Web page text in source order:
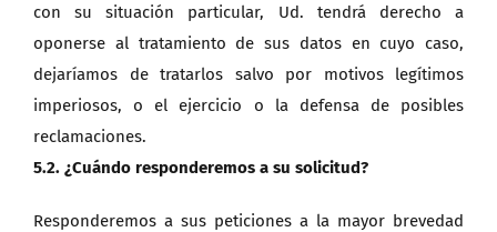
con su situación particular, Ud. tendrá derecho a
oponerse al tratamiento de sus datos en cuyo caso,
dejaríamos de tratarlos salvo por motivos legítimos
imperiosos, o el ejercicio o la defensa de posibles
reclamaciones.
5.2. ¿Cuándo responderemos a su solicitud?
Responderemos a sus peticiones a la mayor brevedad